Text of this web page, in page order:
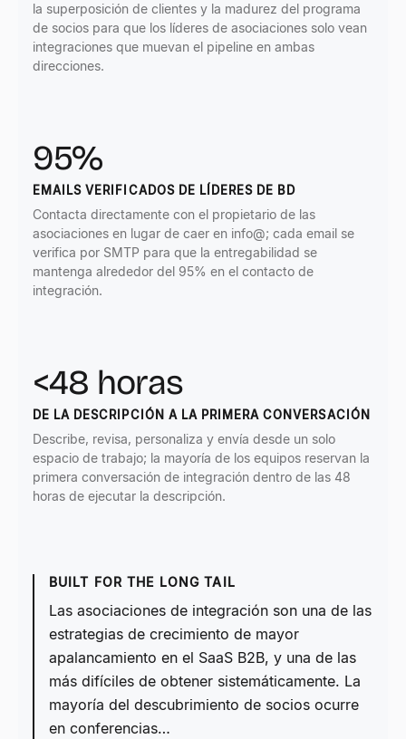
la superposición de clientes y la madurez del programa
de socios para que los líderes de asociaciones solo vean
integraciones que muevan el pipeline en ambas
direcciones.
95%
EMAILS VERIFICADOS DE LÍDERES DE BD
Contacta directamente con el propietario de las
asociaciones en lugar de caer en info@; cada email se
verifica por SMTP para que la entregabilidad se
mantenga alrededor del 95% en el contacto de
integración.
<48 horas
DE LA DESCRIPCIÓN A LA PRIMERA CONVERSACIÓN
Describe, revisa, personaliza y envía desde un solo
espacio de trabajo; la mayoría de los equipos reservan la
primera conversación de integración dentro de las 48
horas de ejecutar la descripción.
BUILT FOR THE LONG TAIL
Las asociaciones de integración son una de las
estrategias de crecimiento de mayor
apalancamiento en el SaaS B2B, y una de las
más difíciles de obtener sistemáticamente. La
mayoría del descubrimiento de socios ocurre
en conferencias…